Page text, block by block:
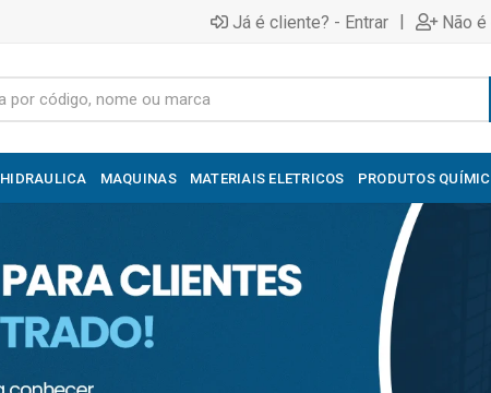
Já é cliente? - Entrar | Não
HIDRAULICA MAQUINAS MATERIAIS ELETRICOS PRODUTOS